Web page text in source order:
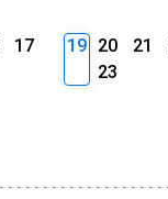
17
19 20 21
23